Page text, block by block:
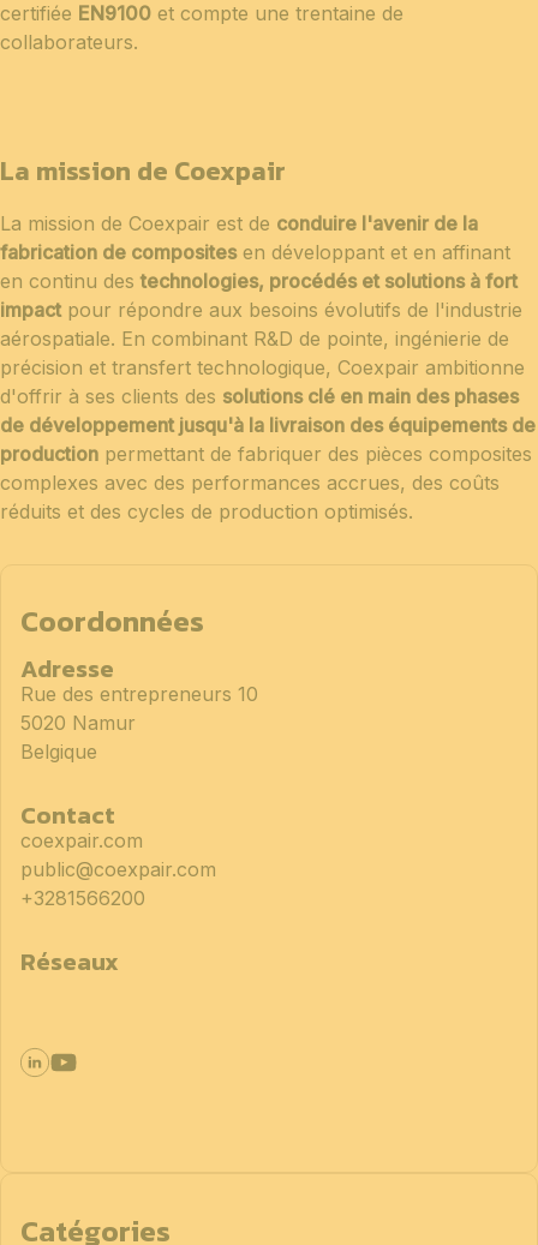
certifiée EN9100 et compte une trentaine de
collaborateurs.
La mission de Coexpair
La mission de Coexpair est de conduire l'avenir de la
fabrication de compositesen développant et en affinant
en continu destechnologies, procédés et solutions à fort
impact pour répondre aux besoins évolutifs de l'industrie
aérospatiale. En combinant R&D de pointe, ingénierie de
précision et transfert technologique, Coexpair ambitionne
d'offrir à ses clients des solutions clé en main des phases
de développement jusqu'à la livraison des équipements de
production permettant de fabriquer des pièces composites
complexes avec des performances accrues, des coûts
réduits et des cycles de production optimisés.
Coordonnées
Adresse
Rue des entrepreneurs 10
5020 Namur
Belgique
Contact
coexpair.com
public@coexpair.com
+3281566200
Réseaux
Catégories